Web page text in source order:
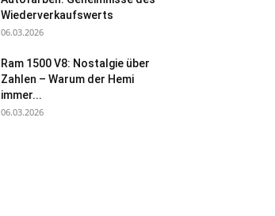
Wiederverkaufswerts
06.03.2026
Ram 1500 V8: Nostalgie über
Zahlen – Warum der Hemi
immer...
06.03.2026